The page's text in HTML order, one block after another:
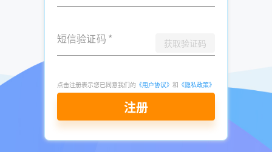
三、促成交：把“跟单”做成“养单”
1.3+2 节奏
新线索 3 天内完成首触，2 天内二次回访;高评分客户 48 小时
内发定制方案。
① 电话开场：“王经理，刚看到贵司在招‘SMT 设备维护工
程师’，我们给××、××厂做过配套，能帮您把停机时间降
短信验证码 * 获取验证码
点击注册表示您已同意我们的 《用户协议》 和 《隐私政策》
注册